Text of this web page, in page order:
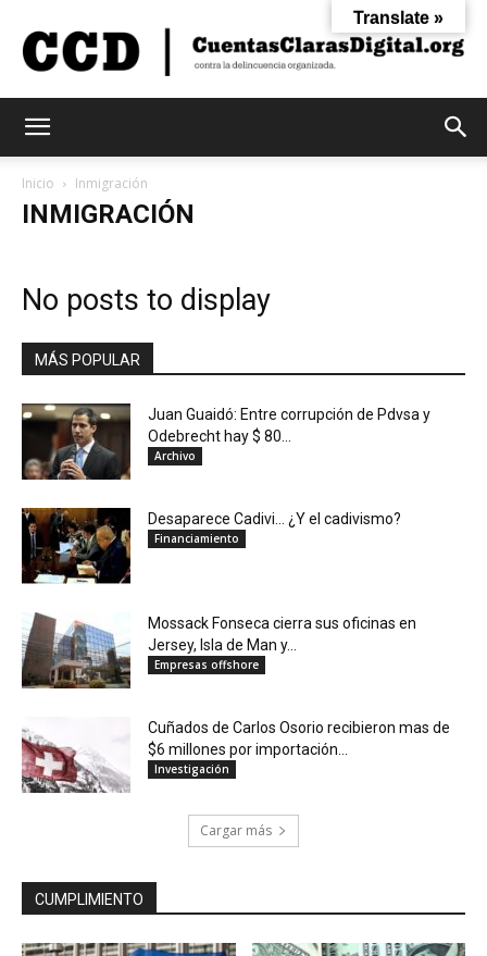
Inicio Inmigración
INMIGRACIÓN
No posts to display
MÁS POPULAR
Juan Guaidó: Entre corrupción de Pdvsa y
Odebrecht hay $ 80...
Archivo
Desaparece Cadivi… ¿Y el cadivismo?
Financiamiento
Mossack Fonseca cierra sus oficinas en
Jersey, Isla de Man y...
Empresas offshore
Cuñados de Carlos Osorio recibieron mas de
$6 millones por importación...
Investigación
Cargar más
CUMPLIMIENTO
Translate »